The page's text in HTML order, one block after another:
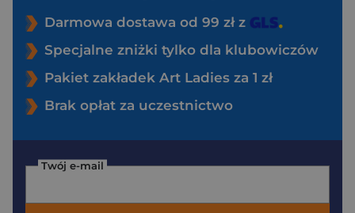
Darmowa dostawa od 99 zł z
Specjalne zniżki tylko dla klubowiczów
Pakiet zakładek Art Ladies za 1 zł
Brak opłat za uczestnictwo
Twój e-mail